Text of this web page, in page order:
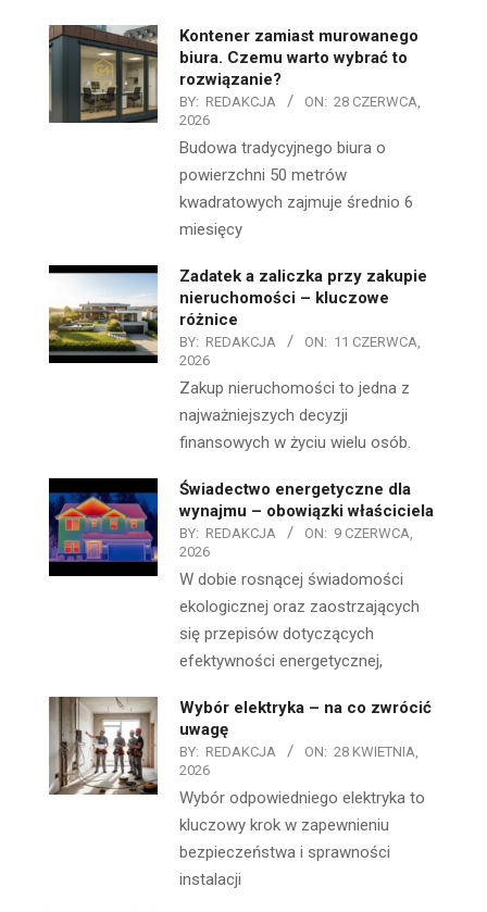
Kontener zamiast murowanego
biura. Czemu warto wybrać to
rozwiązanie?
BY: REDAKCJA ON: 28 CZERWCA,
2026
Budowa tradycyjnego biura o
powierzchni 50 metrów
kwadratowych zajmuje średnio 6
miesięcy
Zadatek a zaliczka przy zakupie
nieruchomości – kluczowe
różnice
BY: REDAKCJA ON: 11 CZERWCA,
2026
Zakup nieruchomości to jedna z
najważniejszych decyzji
finansowych w życiu wielu osób.
Świadectwo energetyczne dla
wynajmu – obowiązki właściciela
BY: REDAKCJA ON: 9 CZERWCA,
2026
W dobie rosnącej świadomości
ekologicznej oraz zaostrzających
się przepisów dotyczących
efektywności energetycznej,
Wybór elektryka – na co zwrócić
uwagę
BY: REDAKCJA ON: 28 KWIETNIA,
2026
Wybór odpowiedniego elektryka to
kluczowy krok w zapewnieniu
bezpieczeństwa i sprawności
instalacji